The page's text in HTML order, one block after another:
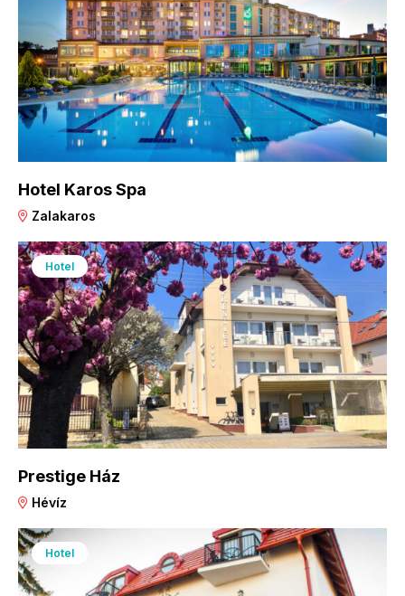
Hotel Karos Spa
Zalakaros
Hotel
Prestige Ház
Hévíz
Hotel